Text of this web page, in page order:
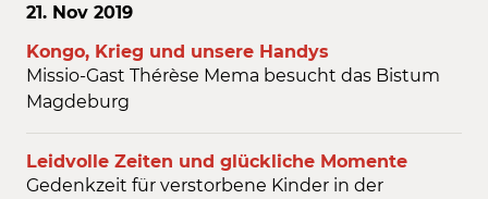
21. Nov 2019
Kongo, Krieg und unsere Handys
Missio-Gast Thérèse Mema besucht das Bistum
Magdeburg
Leidvolle Zeiten und glückliche Momente
Gedenkzeit für verstorbene Kinder in der